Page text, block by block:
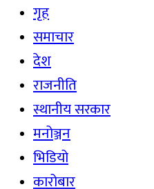
गृह
समाचार
देश
राजनीति
स्थानीय सरकार
मनोञ्जन
भिडियो
कारोबार